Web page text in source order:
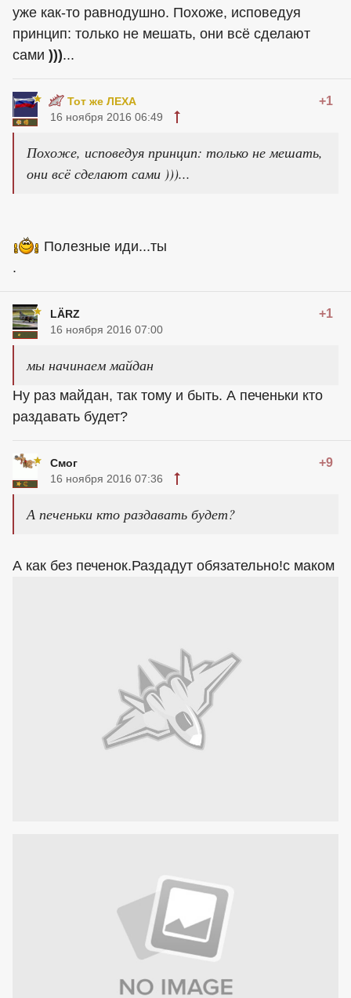
уже как-то равнодушно. Похоже, исповедуя
принцип: только не мешать, они всё сделают
сами )))...
Тот же ЛЕХА +1
16 ноября 2016 06:49
Похоже, исповедуя принцип: только не мешать,
они всё сделают сами )))...
Полезные иди...ты
.
LÄRZ +1
16 ноября 2016 07:00
мы начинаем майдан
Ну раз майдан, так тому и быть. А печеньки кто
раздавать будет?
Смог +9
16 ноября 2016 07:36
А печеньки кто раздавать будет?
А как без печенок.Раздадут обязательно!с маком